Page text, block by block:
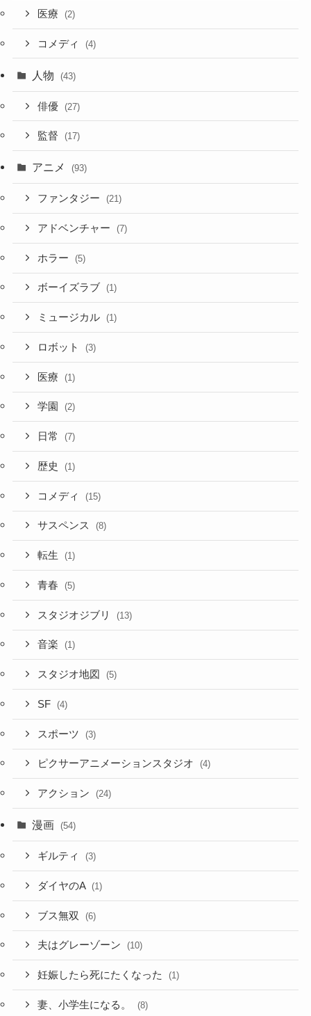
医療 (2)
コメディ (4)
人物 (43)
俳優 (27)
監督 (17)
アニメ (93)
ファンタジー (21)
アドベンチャー (7)
ホラー (5)
ボーイズラブ (1)
ミュージカル (1)
ロボット (3)
医療 (1)
学園 (2)
日常 (7)
歴史 (1)
コメディ (15)
サスペンス (8)
転生 (1)
青春 (5)
スタジオジブリ (13)
音楽 (1)
スタジオ地図 (5)
SF (4)
スポーツ (3)
ピクサーアニメーションスタジオ (4)
アクション (24)
漫画 (54)
ギルティ (3)
ダイヤのA (1)
ブス無双 (6)
夫はグレーゾーン (10)
妊娠したら死にたくなった (1)
妻、小学生になる。 (8)